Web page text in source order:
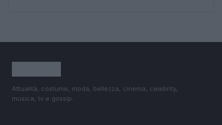
Attualità, costume, moda, bellezza, cinema, celebrity,
musica, tv e gossip.